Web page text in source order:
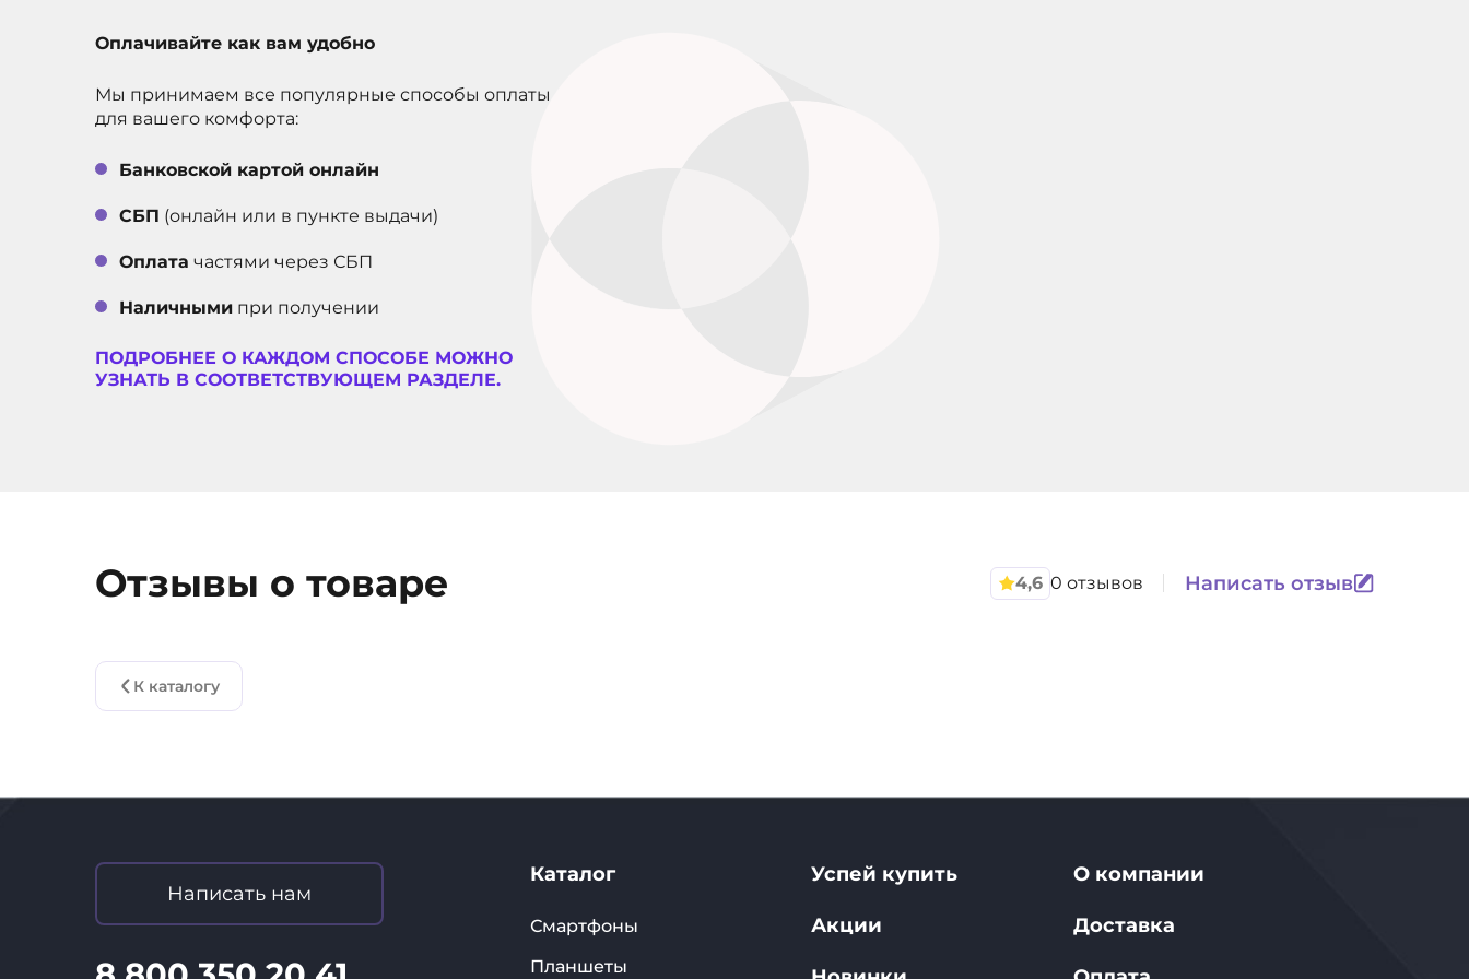
Оплачивайте как вам удобно
Мы принимаем все популярные способы оплаты
для вашего комфорта:
Банковской картой онлайн
СБП (онлайн или в пункте выдачи)
Оплата частями через СБП
Наличными при получении
ПОДРОБНЕЕ О КАЖДОМ СПОСОБЕ МОЖНО
УЗНАТЬ В СООТВЕТСТВУЮЩЕМ РАЗДЕЛЕ.
Отзывы о товаре 4,6 0 отзывов Написать отзыв
К каталогу
Написать нам
Каталог
Смартфоны
Планшеты
Успей купить
Акции
О компании
Доставка